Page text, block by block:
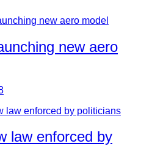
new aero
law enforced by